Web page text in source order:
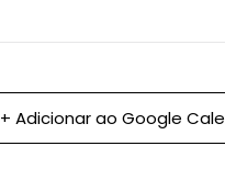
+ Adicionar ao Google